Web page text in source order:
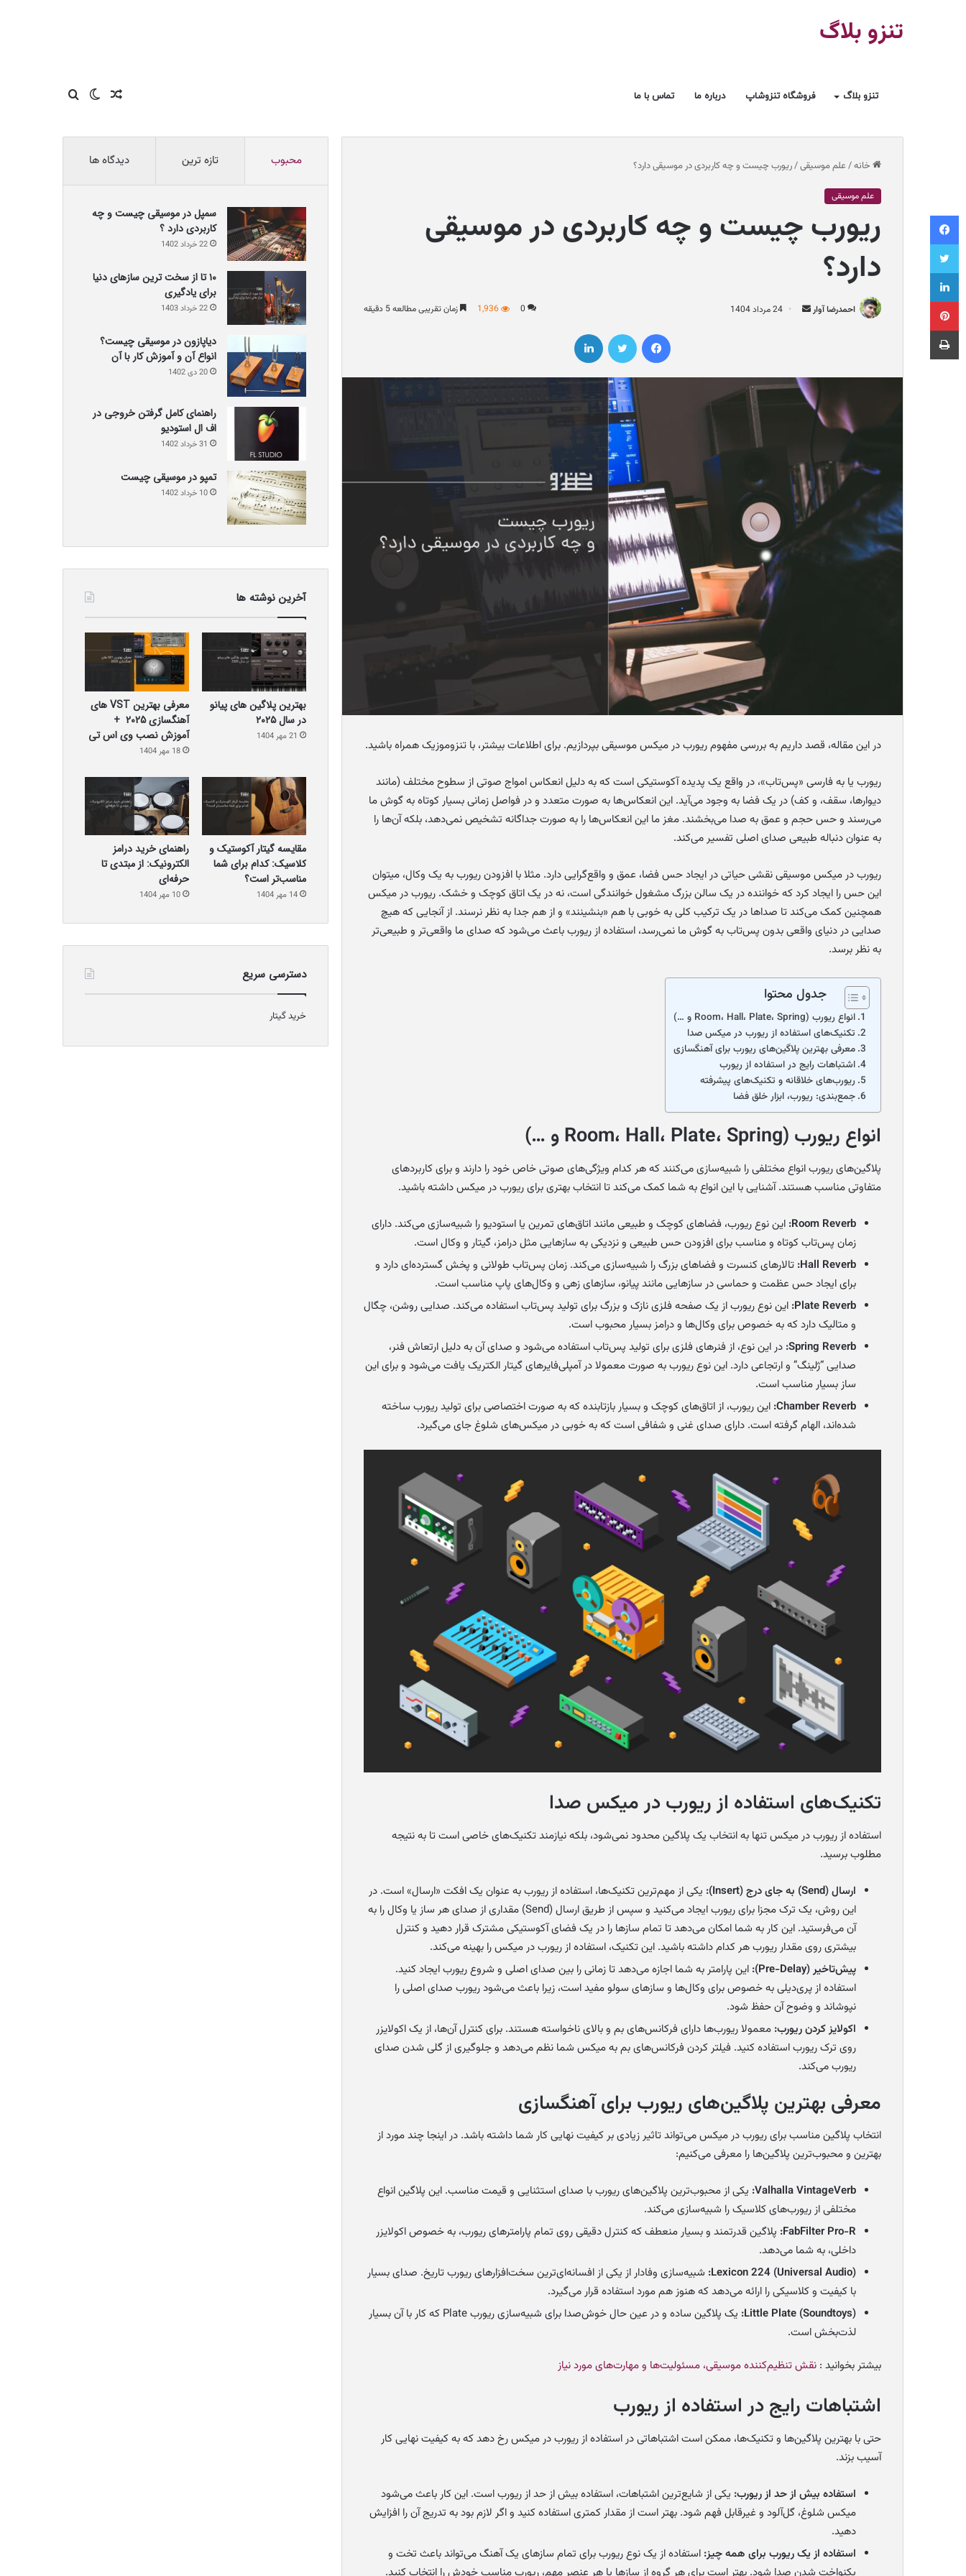
تنزو بلاگ
تنزو بلاگ فروشگاه تنزوشاپ درباره ما تماس با ما تغییر نوشته
تصادفی خانه/ علم موسیقی/ریورب چیست و چه کاربردی در موسیقی دارد؟
علم موسیقی
ریورب چیست و چه کاربردی در موسیقی
دارد؟
احمدرضا آوار
ل
ب
م
ی
ل
24 مرداد 1404 0
1,936 زمان تقریبی مطالعه 5 دقیقه
در این مقاله، قصد داریم به بررسی مفهوم ریورب در میکس موسیقی بپردازیم. برای اطلاعات بیشتر، با تنزوموزیک همراه باشید.
ریورب یا به فارسی «پس‌تاب»، در واقع یک پدیده آکوستیکی است که به دلیل انعکاس امواج صوتی از سطوح مختلف (مانند
دیوارها، سقف، و کف) در یک فضا به وجود می‌آید. این انعکاس‌ها به صورت متعدد و در فواصل زمانی بسیار کوتاه به گوش ما
می‌رسند و حس حجم و عمق به صدا می‌بخشند. مغز ما این انعکاس‌ها را به صورت جداگانه تشخیص نمی‌دهد، بلکه آن‌ها را
به عنوان دنباله طبیعی صدای اصلی تفسیر می‌کند.
ریورب در میکس موسیقی نقشی حیاتی در ایجاد حس فضا، عمق و واقع‌گرایی دارد. مثلا با افزودن ریورب به یک وکال، میتوان
این حس را ایجاد کرد که خواننده در یک سالن بزرگ مشغول خوانندگی است، نه در یک اتاق کوچک و خشک. ریورب در میکس
همچنین کمک می‌کند تا صداها در یک ترکیب کلی به خوبی با هم «بنشینند» و از هم جدا به نظر نرسند. از آنجایی که هیچ
صدایی در دنیای واقعی بدون پس‌تاب به گوش ما نمی‌رسد، استفاده از ریورب باعث می‌شود که صدای ما واقعی‌تر و طبیعی‌تر
به نظر برسد.
جدول محتوا
انواع ریورب (Room، Hall، Plate، Spring و …)
تکنیک‌های استفاده از ریورب در میکس صدا
معرفی بهترین پلاگین‌های ریورب برای آهنگسازی
اشتباهات رایج در استفاده از ریورب
ریورب‌های خلاقانه و تکنیک‌های پیشرفته
جمع‌بندی: ریورب، ابزار خلق فضا
انواع ریورب (Room، Hall، Plate، Spring و …)
پلاگین‌های ریورب انواع مختلفی را شبیه‌سازی می‌کنند که هر کدام ویژگی‌های صوتی خاص خود را دارند و برای کاربردهای
متفاوتی مناسب هستند. آشنایی با این انواع به شما کمک می‌کند تا انتخاب بهتری برای ریورب در میکس داشته باشید.
Room Reverb: این نوع ریورب، فضاهای کوچک و طبیعی مانند اتاق‌های تمرین یا استودیو را شبیه‌سازی می‌کند. دارای
زمان پس‌تاب کوتاه و مناسب برای افزودن حس طبیعی و نزدیکی به سازهایی مثل درامز، گیتار و وکال است.
Hall Reverb: تالارهای کنسرت و فضاهای بزرگ را شبیه‌سازی می‌کند. زمان پس‌تاب طولانی و پخش گسترده‌ای دارد و
برای ایجاد حس عظمت و حماسی در سازهایی مانند پیانو، سازهای زهی و وکال‌های پاپ مناسب است.
Plate Reverb: این نوع ریورب از یک صفحه فلزی نازک و بزرگ برای تولید پس‌تاب استفاده می‌کند. صدایی روشن، چگال
و متالیک دارد که به خصوص برای وکال‌ها و درامز بسیار محبوب است.
Spring Reverb: در این نوع، از فنرهای فلزی برای تولید پس‌تاب استفاده می‌شود و صدای آن به دلیل ارتعاش فنر،
صدایی “ژلینگ” و ارتجاعی دارد. این نوع ریورب به صورت معمولا در آمپلی‌فایرهای گیتار الکتریک یافت می‌شود و برای این
ساز بسیار مناسب است.
Chamber Reverb: این ریورب، از اتاق‌های کوچک و بسیار بازتابنده که به صورت اختصاصی برای تولید ریورب ساخته
شده‌اند، الهام گرفته است. دارای صدای غنی و شفافی است که به خوبی در میکس‌های شلوغ جای می‌گیرد.
تکنیک‌های استفاده از ریورب در میکس صدا
استفاده از ریورب در میکس تنها به انتخاب یک پلاگین محدود نمی‌شود، بلکه نیازمند تکنیک‌های خاصی است تا به نتیجه
مطلوب برسید.
ارسال (Send) به جای درج (Insert):
یکی از مهم‌ترین تکنیک‌ها، استفاده از ریورب به عنوان یک افکت «ارسال» است. در
این روش، یک ترک مجزا برای ریورب ایجاد می‌کنید و سپس از طریق ارسال (Send) مقداری از صدای هر ساز یا وکال را به
آن می‌فرستید. این کار به شما امکان می‌دهد تا تمام سازها را در یک فضای آکوستیکی مشترک قرار دهید و کنترل
بیشتری روی مقدار ریورب هر کدام داشته باشید. این تکنیک، استفاده از ریورب در میکس را بهینه می‌کند.
پیش‌تاخیر (Pre-Delay):
این پارامتر به شما اجازه می‌دهد تا زمانی را بین صدای اصلی و شروع ریورب ایجاد کنید.
استفاده از پری‌دیلی به خصوص برای وکال‌ها و سازهای سولو مفید است، زیرا باعث می‌شود ریورب صدای اصلی را
نپوشاند و وضوح آن حفظ شود.
اکولایز کردن ریورب: معمولا ریورب‌ها دارای فرکانس‌های بم و بالای ناخواسته هستند. برای کنترل آن‌ها، از یک اکولایزر
روی ترک ریورب استفاده کنید. فیلتر کردن فرکانس‌های بم به میکس شما نظم می‌دهد و جلوگیری از گلی شدن صدای
ریورب می‌کند.
معرفی بهترین پلاگین‌های ریورب برای آهنگسازی
انتخاب پلاگین مناسب برای ریورب در میکس می‌تواند تاثیر زیادی بر کیفیت نهایی کار شما داشته باشد. در اینجا چند مورد از
بهترین و محبوب‌ترین پلاگین‌ها را معرفی می‌کنیم:
Valhalla VintageVerb: یکی از محبوب‌ترین پلاگین‌های ریورب با صدای استثنایی و قیمت مناسب. این پلاگین انواع
مختلفی از ریورب‌های کلاسیک را شبیه‌سازی می‌کند.
FabFilter Pro-R: پلاگین قدرتمند و بسیار منعطف که کنترل دقیقی روی تمام پارامترهای ریورب، به خصوص اکولایزر
داخلی، به شما می‌دهد.
Lexicon 224 (Universal Audio): شبیه‌سازی وفادار از یکی از افسانه‌ای‌ترین سخت‌افزارهای ریورب تاریخ. صدای بسیار
با کیفیت و کلاسیکی را ارائه می‌دهد که هنوز هم مورد استفاده قرار می‌گیرد.
Little Plate (Soundtoys):
یک پلاگین ساده و در عین حال خوش‌صدا برای شبیه‌سازی ریورب Plate که کار با آن بسیار
لذت‌بخش است.
بیشتر بخوانید : نقش تنظیم‌کننده موسیقی، مسئولیت‌ها و مهارت‌های مورد نیاز
اشتباهات رایج در استفاده از ریورب
حتی با بهترین پلاگین‌ها و تکنیک‌ها، ممکن است اشتباهاتی در استفاده از ریورب در میکس رخ دهد که به کیفیت نهایی کار
آسیب بزند.
استفاده بیش از حد از ریورب: یکی از شایع‌ترین اشتباهات، استفاده بیش از حد از ریورب است. این کار باعث می‌شود
میکس شلوغ، گل‌آلود و غیرقابل فهم شود. بهتر است از مقدار کمتری استفاده کنید و اگر لازم بود به تدریج آن را افزایش
دهید.
استفاده از یک ریورب برای همه چیز: استفاده از یک نوع ریورب برای تمام سازهای یک آهنگ می‌تواند باعث تخت و
محبوب تازه ترین دیدگاه ها
سمپل در موسیقی چیست و چه
کاربردی دارد ؟
22 خرداد 1402
۱۰ تا از سخت ترین سازهای دنیا
برای یادگیری
22 خرداد 1403
دیاپازون در موسیقی چیست؟
انواع آن و آموزش کار با آن
20 دی 1402
راهنمای کامل گرفتن خروجی در
اف ال استودیو
31 خرداد 1402
تمپو در موسیقی چیست
10 خرداد 1402
آخرین نوشته ها
بهترین پلاگین‌ های پیانو
در سال ۲۰۲۵
21 مهر 1404
معرفی بهترین VST های
آهنگسازی 2025 +
آموزش نصب وی اس تی
18 مهر 1404
مقایسه گیتار آکوستیک و
کلاسیک: کدام برای شما
مناسب‌تر است؟
14 مهر 1404
راهنمای خرید درامز
الکترونیک: از مبتدی تا
حرفه‌ای
10 مهر 1404
دسترسی سریع
خرید گیتار